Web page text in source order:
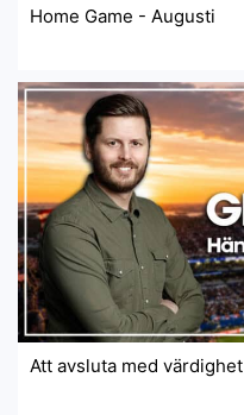
Home Game - Augusti
Att avsluta med värdighet